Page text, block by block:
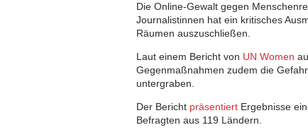
Die Online-Gewalt gegen
Journalistinnen hat ein kritisches
Räumen auszuschließen.
Laut einem Bericht von UN Women
Gegenmaßnahmen zudem die
untergraben.
Der Bericht präsentiert Ergebnisse
Befragten aus 119 Ländern.